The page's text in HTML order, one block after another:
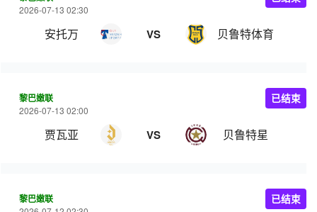
2026-07-13 02:30
安托万 VS 贝鲁特体育
黎巴嫩联
2026-07-13 02:00
贾瓦亚 VS 贝鲁特星
已结束
黎巴嫩联 已结束